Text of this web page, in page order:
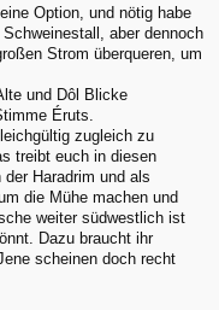
Option, und nötig habe
aber dennoch
Strom überqueren, um
und Dôl Blicke
Éruts.
zugleich zu
treibt euch in diesen
Haradrim und als
die Mühe machen und
weiter südwestlich ist
Dazu braucht ihr
scheinen doch recht